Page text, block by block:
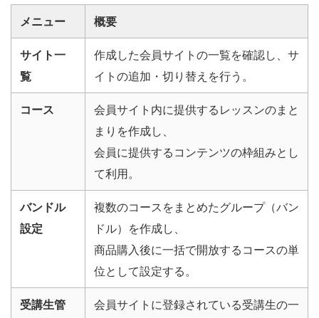
メニュー 概要
サイト一
覧
作成した会員サイトの一覧を確認し、サ
イトの追加・切り替えを行う。
コース
会員サイト内に提供するレッスンのまと
まりを作成し、
会員に提供するコンテンツの枠組みとし
て利用。
バンドル
設定
複数のコースをまとめたグループ（バン
ドル）を作成し、
商品購入後に一括で開放するコースの単
位として設定する。
受講生管
会員サイトに登録されている受講生の一